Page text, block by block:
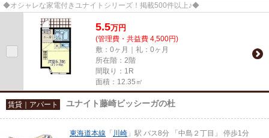
◆オシャレな家電付きユナイトシリーズ！掲載500件以上♪◆
5.5万円
(管理費・共益費 4,500円)
敷：0ヶ月｜礼：0ヶ月
所在階：2階
間取り：1R
面積：12.35㎡
賃貸｜アパート ユナイト藤崎ビッシーガの杜
東海道本線 「 川崎 」駅 バス8分 「中島２丁目」 停歩1分